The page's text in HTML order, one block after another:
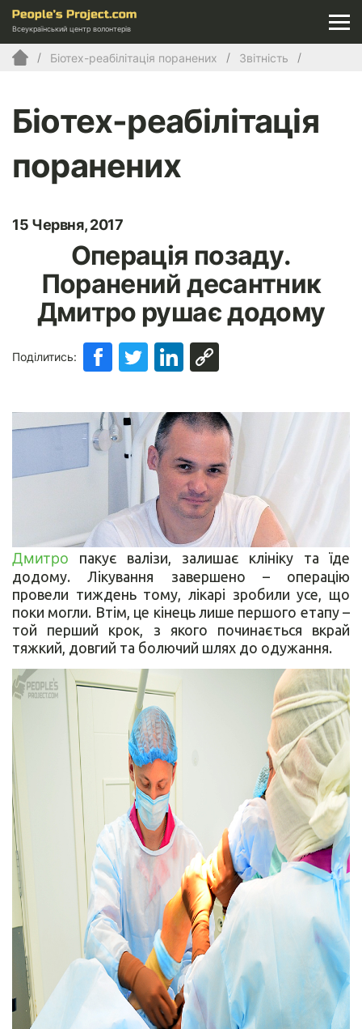
Всеукраїнський центр волонтерів
Біотех-реабілітація поранених Звітність
Біотех-реабілітація
поранених
15 Червня, 2017
Операція позаду.
Поранений десантник
Дмитро рушає додому
Поділитись:
Дмитро пакує валізи, залишає клініку та їде
додому. Лікування завершено – операцію
провели тиждень тому, лікарі зробили усе, що
поки могли. Втім, це кінець лише першого етапу –
той перший крок, з якого починається вкрай
тяжкий, довгий та болючий шлях до одужання.